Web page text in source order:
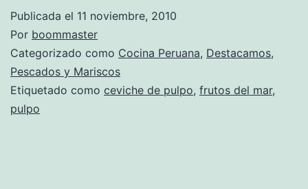
Publicada el 11 noviembre, 2010
Por boommaster
Categorizado como Cocina Peruana, Destacamos,
Pescados y Mariscos
Etiquetado como ceviche de pulpo, frutos del mar,
pulpo